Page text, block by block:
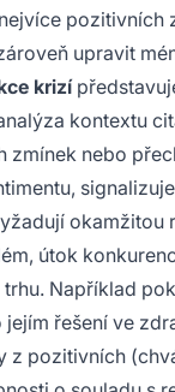
pozitivních
upravit
krizí
kontextu
zmínek nebo
okamžitou
útok
Například
jejím řešení ve
z pozitivních